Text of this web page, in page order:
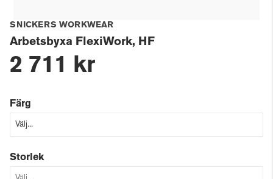
SNICKERS WORKWEAR
Arbetsbyxa FlexiWork, HF
2 711 kr
Färg
Storlek